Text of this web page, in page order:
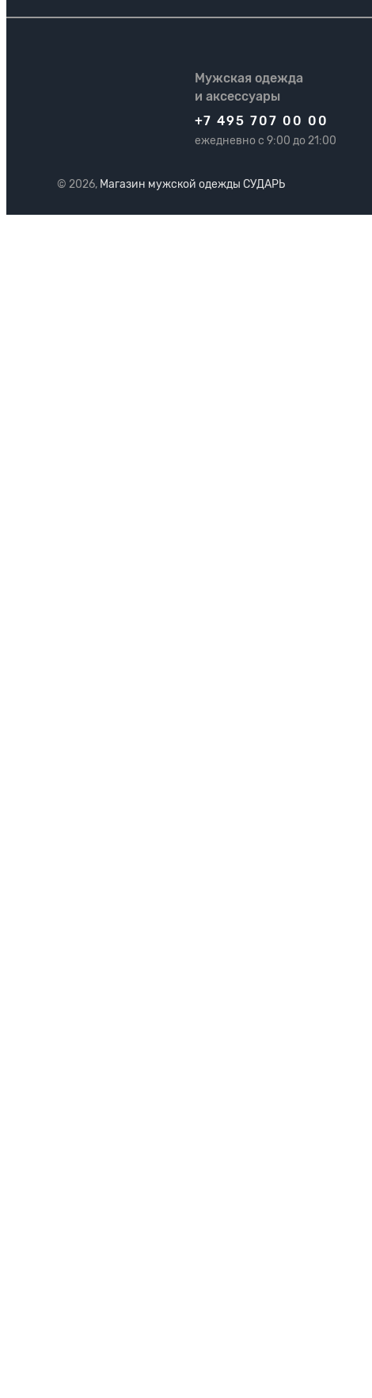
Мужская одежда
и аксессуары
+7 495 707 00 00
ежедневно с 9:00 до 21:00
© 2026, Магазин мужской одежды СУДАРЬ